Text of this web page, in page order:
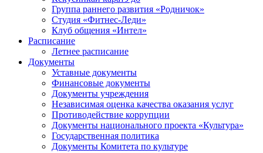
Группа раннего развития «Родничок»
Cтудия «Фитнес-Леди»
Клуб общения «Интел»
Расписание
Летнее расписание
Документы
Уставные документы
Финансовые документы
Документы учреждения
Независимая оценка качества оказания услуг
Противодействие коррупции
Документы национального проекта «Культура»
Государственная политика
Документы Комитета по культуре